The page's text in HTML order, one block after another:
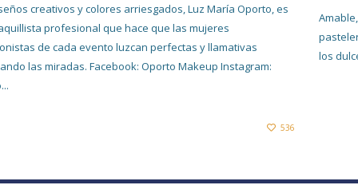
creativos y colores arriesgados, Luz María Oporto, es
profesional que hace que las mujeres
de cada evento luzcan perfectas y llamativas
las miradas. Facebook: Oporto Makeup Instagram:
536
los